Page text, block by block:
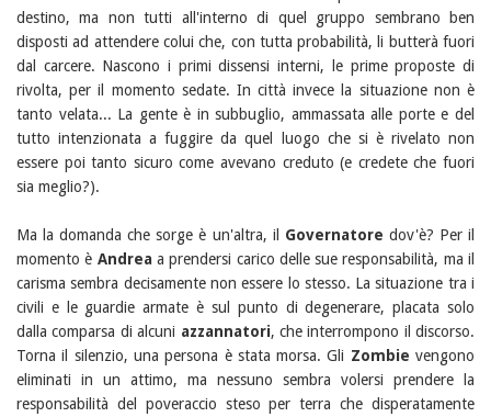
destino, ma non tutti all'interno di quel gruppo sembrano ben
disposti ad attendere colui che, con tutta probabilità, li butterà fuori
dal carcere. Nascono i primi dissensi interni, le prime proposte di
rivolta, per il momento sedate. In città invece la situazione non è
tanto velata... La gente è in subbuglio, ammassata alle porte e del
tutto intenzionata a fuggire da quel luogo che si è rivelato non
essere poi tanto sicuro come avevano creduto (e credete che fuori
sia meglio?).
Ma la domanda che sorge è un'altra, il Governatore dov'è? Per il
momento è Andreaa prendersi carico delle sue responsabilità, ma il
carisma sembra decisamente non essere lo stesso. La situazione tra i
civili e le guardie armate è sul punto di degenerare, placata solo
dalla comparsa di alcuni azzannatori, che interrompono il discorso.
Torna il silenzio, una persona è stata morsa. Gli Zombie vengono
eliminati in un attimo, ma nessuno sembra volersi prendere la
responsabilità del poveraccio steso per terra che disperatamente